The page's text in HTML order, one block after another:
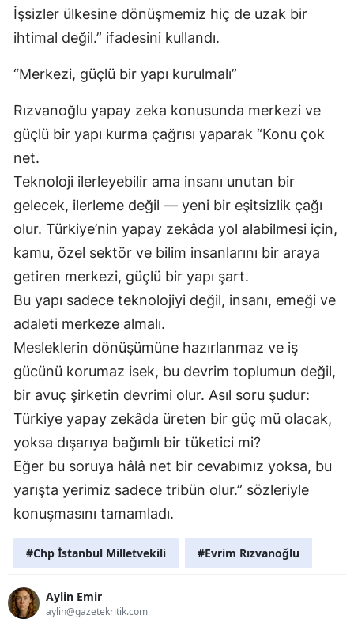
İşsizler ülkesine dönüşmemiz hiç de uzak bir
ihtimal değil.” ifadesini kullandı.
“Merkezi, güçlü bir yapı kurulmalı”
Rızvanoğlu yapay zeka konusunda merkezi ve
güçlü bir yapı kurma çağrısı yaparak “Konu çok
net.
Teknoloji ilerleyebilir ama insanı unutan bir
gelecek, ilerleme değil — yeni bir eşitsizlik çağı
olur. Türkiye’nin yapay zekâda yol alabilmesi için,
kamu, özel sektör ve bilim insanlarını bir araya
getiren merkezi, güçlü bir yapı şart.
Bu yapı sadece teknolojiyi değil, insanı, emeği ve
adaleti merkeze almalı.
Mesleklerin dönüşümüne hazırlanmaz ve iş
gücünü korumaz isek, bu devrim toplumun değil,
bir avuç şirketin devrimi olur. Asıl soru şudur:
Türkiye yapay zekâda üreten bir güç mü olacak,
yoksa dışarıya bağımlı bir tüketici mi?
Eğer bu soruya hâlâ net bir cevabımız yoksa, bu
yarışta yerimiz sadece tribün olur.” sözleriyle
konuşmasını tamamladı.
#Chp İstanbul Milletvekili #Evrim Rızvanoğlu
Aylin Emir
aylin@gazetekritik.com